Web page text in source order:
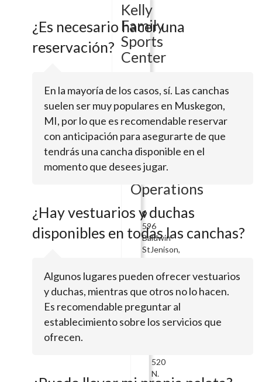
Kelly
Family
Sports
Center
10564
Laker
Village
MI
49401
Soccerzone
Operations
596
Baldwin
StJenison,
49428
Costa
United
FC
520
N.
¿Es necesario hacer una
reservación?
En la mayoría de los casos, sí. Las canchas
suelen ser muy populares en Muskegon,
MI, por lo que es recomendable reservar
con anticipación para asegurarte de que
tendrás una cancha disponible en el
momento que desees jugar.
¿Hay vestuarios y duchas
disponibles en todas las canchas?
Algunos lugares pueden ofrecer vestuarios
y duchas, mientras que otros no lo hacen.
Es recomendable preguntar al
establecimiento sobre los servicios que
ofrecen.